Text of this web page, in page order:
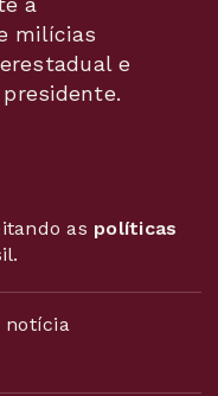
milícias
e
as políticas
notícia